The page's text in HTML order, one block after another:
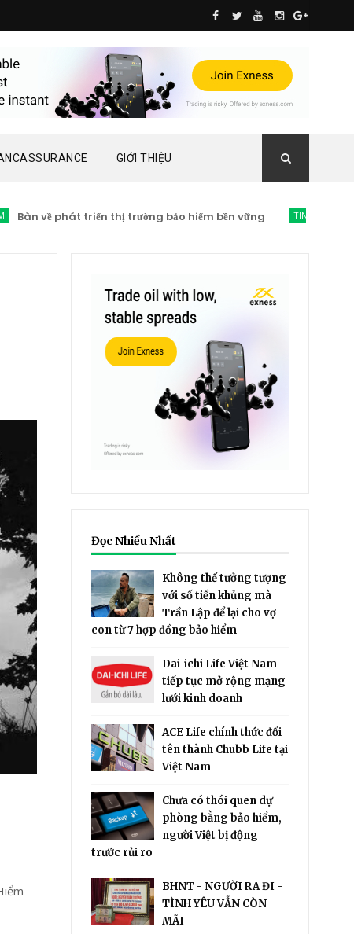
GIỚI THIỆU
về phát triển thị trường bảo hiểm bền vững TIN TỨC BẢO HIỂM
Đọc Nhiều Nhất
Không thể tưởng tượng
với số tiền khủng mà
Trần Lập để lại cho vợ
con từ 7 hợp đồng bảo hiểm
Dai-ichi Life Việt Nam
tiếp tục mở rộng mạng
lưới kinh doanh
ACE Life chính thức đổi
tên thành Chubb Life tại
Việt Nam
Chưa có thói quen dự
phòng bằng bảo hiểm,
người Việt bị động
trước rủi ro
BHNT - NGƯỜI RA ĐI -
TÌNH YÊU VẪN CÒN
MÃI